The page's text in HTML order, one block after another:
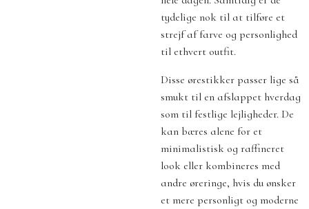
tydelige nok til at tilføre et
strejf af farve og personlighed
til ethvert outfit.
Disse ørestikker passer lige så
smukt til en afslappet hverdag
som til festlige lejligheder. De
kan bæres alene for et
minimalistisk og raffineret
look eller kombineres med
andre øreringe, hvis du ønsker
et mere personligt og moderne